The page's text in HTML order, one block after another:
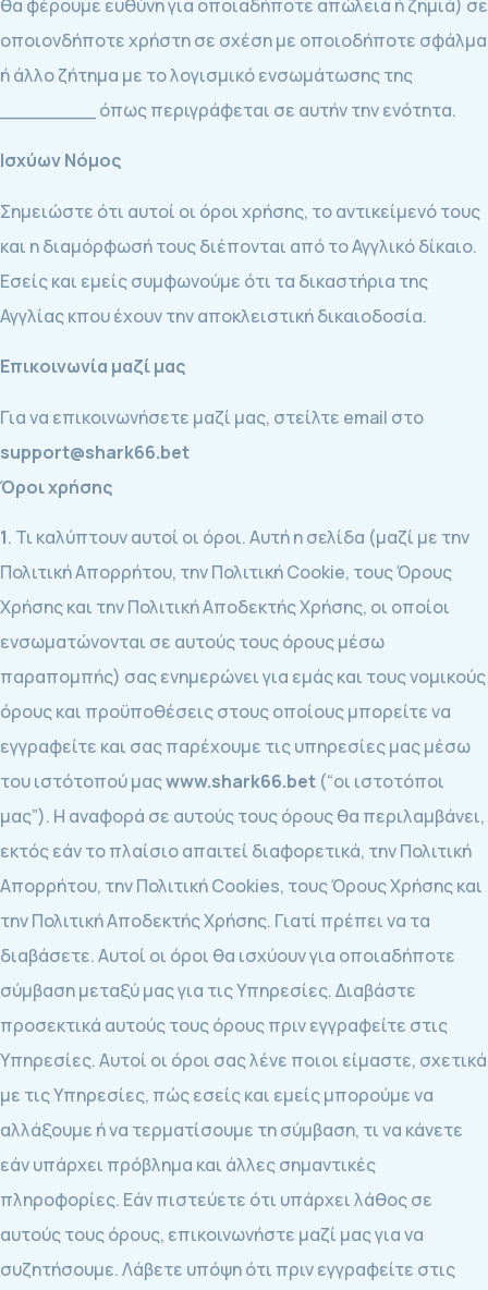
θα φέρουμε ευθύνη για οποιαδήποτε απώλεια ή ζημιά) σε
οποιονδήποτε χρήστη σε σχέση με οποιοδήποτε σφάλμα
ή άλλο ζήτημα με το λογισμικό ενσωμάτωσης της
________ όπως περιγράφεται σε αυτήν την ενότητα.
Ισχύων Νόμος
Σημειώστε ότι αυτοί οι όροι χρήσης, το αντικείμενό τους
και η διαμόρφωσή τους διέπονται από το Αγγλικό δίκαιο.
Εσείς και εμείς συμφωνούμε ότι τα δικαστήρια της
Αγγλίας κπου έχουν την αποκλειστική δικαιοδοσία.
Επικοινωνία μαζί μας
Για να επικοινωνήσετε μαζί μας, στείλτε email στο
support@shark66.bet
Όροι χρήσης
1. Τι καλύπτουν αυτοί οι όροι. Αυτή η σελίδα (μαζί με την
Πολιτική Απορρήτου, την Πολιτική Cookie, τους Όρους
Χρήσης και την Πολιτική Αποδεκτής Χρήσης, οι οποίοι
ενσωματώνονται σε αυτούς τους όρους μέσω
παραπομπής) σας ενημερώνει για εμάς και τους νομικούς
όρους και προϋποθέσεις στους οποίους μπορείτε να
εγγραφείτε και σας παρέχουμε τις υπηρεσίες μας μέσω
του ιστότοπού μαςwww.shark66.bet (“οι ιστοτόποι
μας”). Η αναφορά σε αυτούς τους όρους θα περιλαμβάνει,
εκτός εάν το πλαίσιο απαιτεί διαφορετικά, την Πολιτική
Απορρήτου, την Πολιτική Cookies, τους Όρους Χρήσης και
την Πολιτική Αποδεκτής Χρήσης. Γιατί πρέπει να τα
διαβάσετε. Αυτοί οι όροι θα ισχύουν για οποιαδήποτε
σύμβαση μεταξύ μας για τις Υπηρεσίες. Διαβάστε
προσεκτικά αυτούς τους όρους πριν εγγραφείτε στις
Υπηρεσίες. Αυτοί οι όροι σας λένε ποιοι είμαστε, σχετικά
με τις Υπηρεσίες, πώς εσείς και εμείς μπορούμε να
αλλάξουμε ή να τερματίσουμε τη σύμβαση, τι να κάνετε
εάν υπάρχει πρόβλημα και άλλες σημαντικές
πληροφορίες. Εάν πιστεύετε ότι υπάρχει λάθος σε
αυτούς τους όρους, επικοινωνήστε μαζί μας για να
συζητήσουμε. Λάβετε υπόψη ότι πριν εγγραφείτε στις